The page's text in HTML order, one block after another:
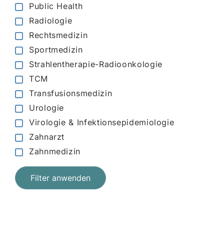
Public Health
Radiologie
Rechtsmedizin
Sportmedizin
Strahlentherapie-Radioonkologie
TCM
Transfusionsmedizin
Urologie
Virologie & Infektionsepidemiologie
Zahnarzt
Zahnmedizin
Filter anwenden